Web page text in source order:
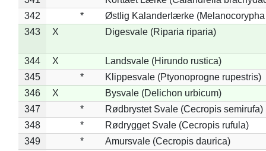
342
*
Østlig Kalanderlærke (Melanocorypha
343
X Digesvale (Riparia riparia)
344 X
Landsvale (Hirundo rustica)
345
*
Klippesvale (Ptyonoprogne rupestris)
346
X
Bysvale (Delichon urbicum)
347
*
Rødbrystet Svale (Cecropis semirufa)
348
*
Rødrygget Svale (Cecropis rufula)
349
*
Amursvale (Cecropis daurica)